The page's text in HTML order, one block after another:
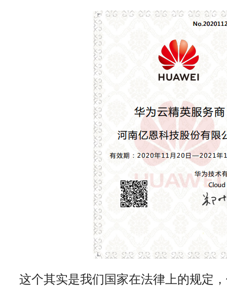
这个其实是我们国家在法律上的规定